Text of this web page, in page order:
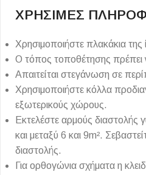
ΧΡΗΣΙΜΕΣ
Χρησιμοποιήστε πλακάκια της
Ο τόπος τοποθέτησης πρέπει
Απαιτείται στεγάνωση σε
Χρησιμοποιήστε κόλλα
εξωτερικούς χώρους.
Εκτελέστε αρμούς διαστολής
και μεταξύ 6 και 9m².
διαστολής.
Για ορθογώνια σχήματα η